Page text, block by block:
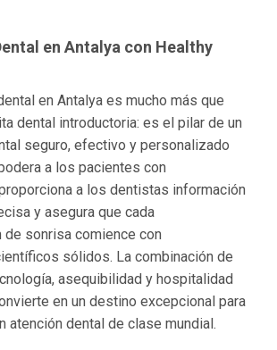
en Antalya con Healthy
en Antalya es mucho más que
dental introductoria: es el pilar de un
seguro, efectivo y personalizado
a los pacientes con
a los dentistas información
y asegura que cada
de sonrisa comience con
sólidos. La combinación de
asequibilidad y hospitalidad
en un destino excepcional para
atención dental de clase mundial.